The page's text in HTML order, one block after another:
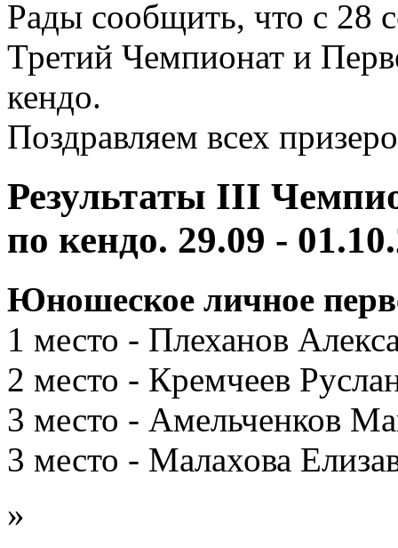
Рады сообщить, что с 28
Третий Чемпионат и
кендо.
Поздравляем всех
Результаты III
по кендо. 29.09 -
Юношеское личное
1 место - Плеханов
2 место - Кремчеев
3 место - Амельченков
3 место - Малахова
»